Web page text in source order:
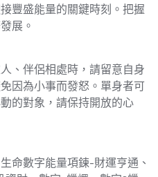
豐盛能量的關鍵時刻。把握
展。
人、伴侶相處時，請留意自身
因為小事而發怒。單身者可
的對象，請保持開放的心
生命數字能量項鍊-財運亨通、